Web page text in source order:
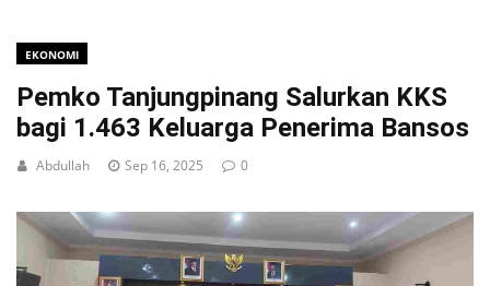
EKONOMI
Pemko Tanjungpinang Salurkan KKS
bagi 1.463 Keluarga Penerima Bansos
Abdullah Sep 16, 2025 0